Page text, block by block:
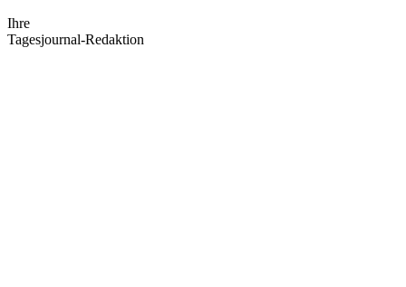
Ihre
Tagesjournal-Redaktion